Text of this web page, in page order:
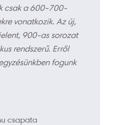
csak a 600-700-
vonatkozik. Az új,
900-as sorozat
rendszerű. Erről
fogunk
csapata